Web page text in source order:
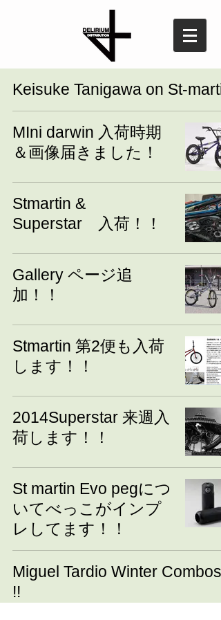
Keisuke Tanigawa on St-
MIni darwin 入荷時期
＆画像届きました！
Stmartin &
Superstar 入荷！！
Gallery ページ追
加！！
Stmartin 第2便も入荷
します！！
2014Superstar 来週入
荷します！！
St martin Evo pegにつ
いてべっこがインプ
レしてます！！
Miguel Tardio Winter Combos
!!